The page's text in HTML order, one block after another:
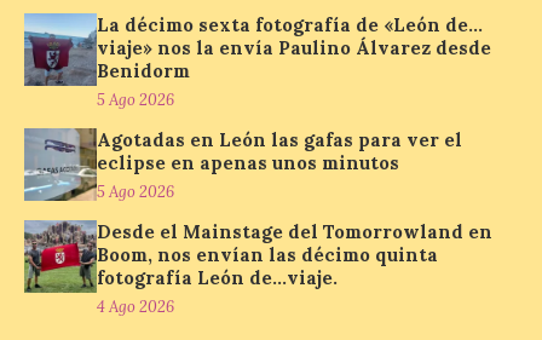
Un viaje a la Antigüedad:
el Museo del Prado
propone un recorrido por
obras de su Colección de
inspiración clásica
6 Ago 2026
Al hilo del estreno de La
Odisea de Christopher
Nolan. La pieza de vídeo
reúne una selección de
obras relacionadas con la
La décimo sexta fotografía de «León de…
viaje» nos la envía Paulino Álvarez desde
Benidorm
5 Ago 2026
Agotadas en León las gafas para ver el
eclipse en apenas unos minutos
5 Ago 2026
Desde el Mainstage del Tomorrowland en
Boom, nos envían las décimo quinta
fotografía León de…viaje.
4 Ago 2026